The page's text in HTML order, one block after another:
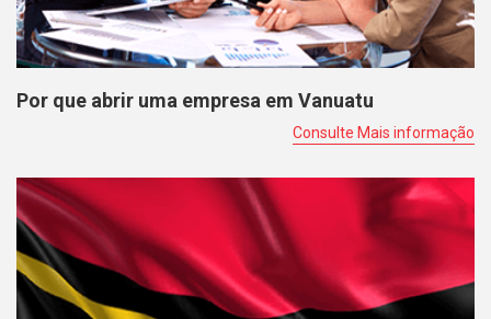
Por que abrir uma empresa em Vanuatu
Consulte Mais informação